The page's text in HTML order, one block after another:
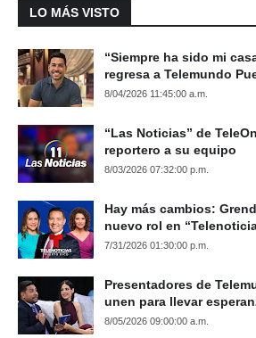
LO MÁS VISTO
“Siempre ha sido mi
regresa a Telemundo
8/04/2026 11:45:00 a.m.
“Las Noticias” de
reportero a su equipo
8/03/2026 07:32:00 p.m.
Hay más cambios:
nuevo rol en
7/31/2026 01:30:00 p.m.
Presentadores de
unen para llevar
8/05/2026 09:00:00 a.m.